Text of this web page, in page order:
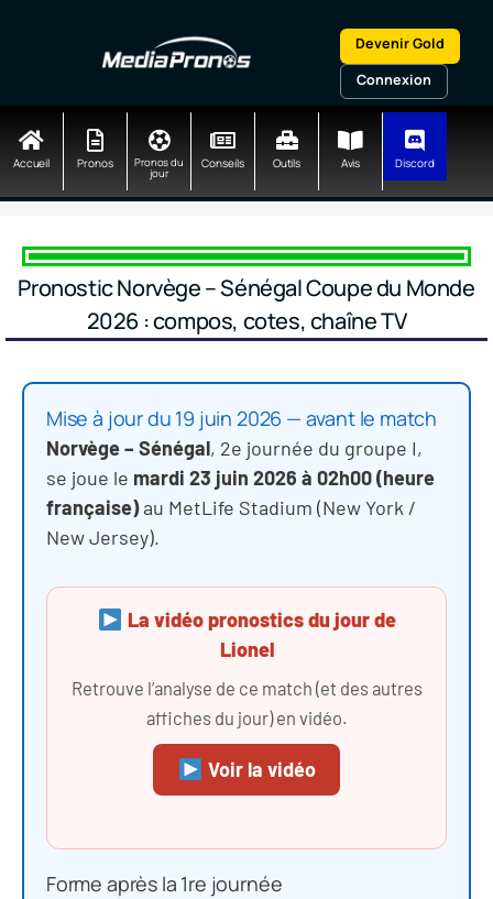
Devenir Gold
Connexion
Accueil Pronos Pronos du
jour
Conseils Outils Avis Discord
Pronostic Norvège – Sénégal Coupe du Monde
2026 : compos, cotes, chaîne TV
Mise à jour du 19 juin 2026 — avant le match
Norvège – Sénégal, 2e journée du groupe I,
se joue le mardi 23 juin 2026 à 02h00 (heure
française)au MetLife Stadium (New York /
New Jersey).
La vidéo pronostics du jour de
Lionel
Retrouve l’analyse de ce match (et des autres
affiches du jour) en vidéo.
Voir la vidéo
Forme après la 1re journée